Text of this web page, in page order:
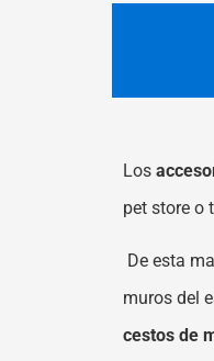
Los
pet store o
De esta
muros del
cestos de